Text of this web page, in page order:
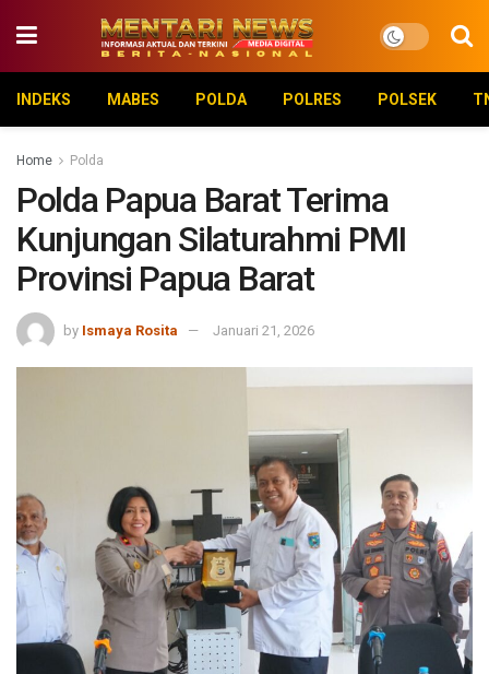
INDEKS MABES POLDA POLRES POLSEK
Home Polda
Polda Papua Barat Terima
Kunjungan Silaturahmi PMI
Provinsi Papua Barat
by Ismaya Rosita Januari 21, 2026